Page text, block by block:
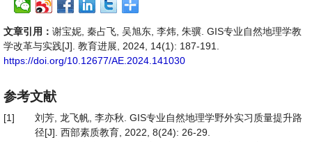
文章引用： 谢宝妮, 秦占飞, 吴旭东, 李炜, 朱骥. GIS专业自然地理学教
学改革与实践[J]. 教育进展, 2024, 14(1): 187-191.
https://doi.org/10.12677/AE.2024.141030
参考文献
[1]
刘芳, 龙飞帆, 李亦秋. GIS专业自然地理学野外实习质量提升路
径[J]. 西部素质教育, 2022, 8(24): 26-29.